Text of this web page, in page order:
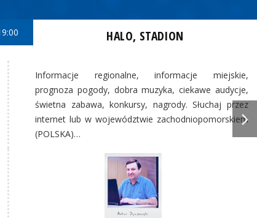
HALO, STADION
Informacje regionalne, informacje miejskie,
prognoza pogody, dobra muzyka, ciekawe audycje,
świetna zabawa, konkursy, nagrody. Słuchaj przez
internet lub w województwie zachodniopomorskiem
(POLSKA)…